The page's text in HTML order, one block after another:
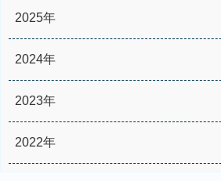
2025年
2024年
2023年
2022年